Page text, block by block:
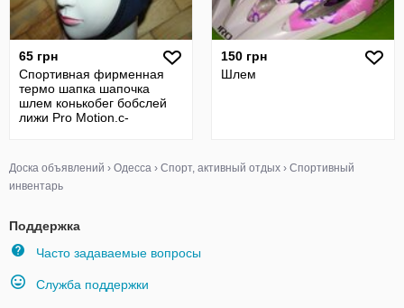
65 грн
Спортивная фирменная
термо шапка шапочка
шлем конькобег бобслей
лижи Pro Motion.с-
150 грн
Шлем
Доска объявлений › Одесса › Спорт, активный отдых › Спортивный
инвентарь
Поддержка
Часто задаваемые вопросы
Служба поддержки